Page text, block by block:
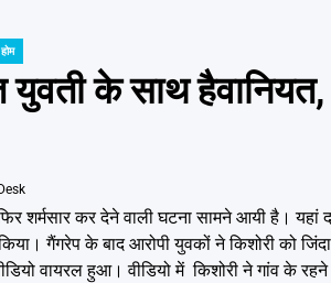
होम
युवती के साथ
शर्मसार कर देने वाली घटना सामने आयी है।
गैंगरेप के बाद आरोपी युवकों ने किशोरी को
वायरल हुआ। वीडियो में किशोरी ने गांव के